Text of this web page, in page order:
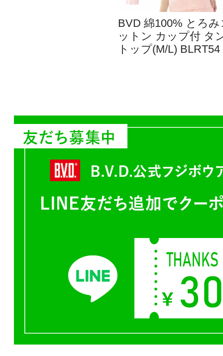
BVD 綿100% とろみ
ットン カップ付 タ
トップ(M/L) BLRT54